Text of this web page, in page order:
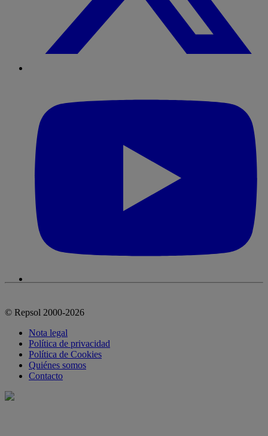
© Repsol 2000-2026
Nota legal
Política de privacidad
Política de Cookies
Quiénes somos
Contacto